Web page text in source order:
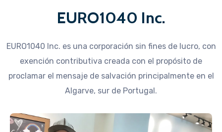
EURO1040 Inc.
EURO1040 Inc. es una corporación sin fines de lucro, con
exención contributiva creada con el propósito de
proclamar el mensaje de salvación principalmente en el
Algarve, sur de Portugal.